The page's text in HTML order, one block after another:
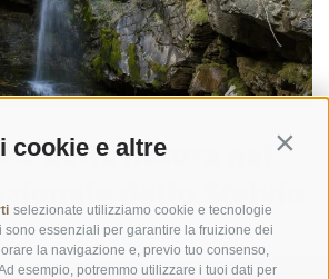
cookie e altre
selezionate utilizziamo cookie e tecnologie
sono essenziali per garantire la fruizione dei
la navigazione e, previo tuo consenso,
esempio, potremmo utilizzare i tuoi dati per
della natura nel
dello Stelvio